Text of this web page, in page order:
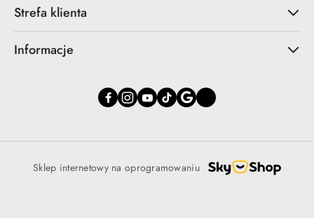
Strefa klienta
Informacje
Sklep internetowy na oprogramowaniu